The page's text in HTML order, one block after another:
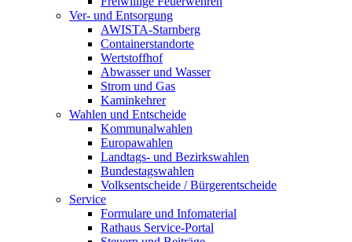
Ver- und Entsorgung
AWISTA-Starnberg
Containerstandorte
Wertstoffhof
Abwasser und Wasser
Strom und Gas
Kaminkehrer
Wahlen und Entscheide
Kommunalwahlen
Europawahlen
Landtags- und Bezirkswahlen
Bundestagswahlen
Volksentscheide / Bürgerentscheide
Service
Formulare und Infomaterial
Rathaus Service-Portal